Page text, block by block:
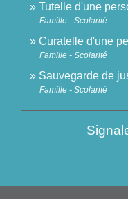
Tutelle d'une
Famille - Scolarité
Curatelle d'une
Famille - Scolarité
Sauvegarde de
Famille - Scolarité